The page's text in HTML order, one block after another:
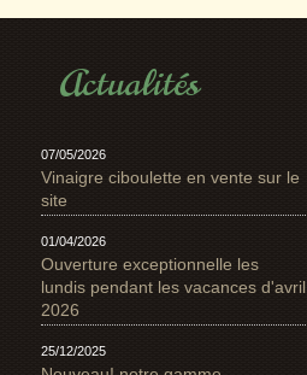
Actualités
07/05/2026
Vinaigre ciboulette en vente sur le
site
01/04/2026
Ouverture exceptionnelle les
lundis pendant les vacances d'avril
2026
25/12/2025